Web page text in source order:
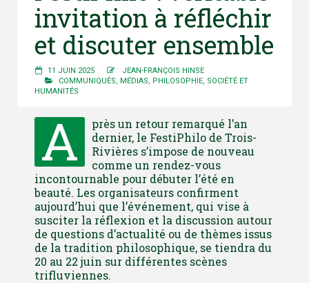
invitation à réfléchir
et discuter ensemble
11 JUIN 2025
JEAN-FRANÇOIS HINSE
COMMUNIQUÉS, MÉDIAS, PHILOSOPHIE, SOCIÉTÉ ET
HUMANITÉS
A
près un retour remarqué l’an
dernier, le FestiPhilo de Trois-
Rivières s’impose de nouveau
comme un rendez-vous
incontournable pour débuter l’été en
beauté. Les organisateurs confirment
aujourd’hui que l’événement, qui vise à
susciter la réflexion et la discussion autour
de questions d’actualité ou de thèmes issus
de la tradition philosophique, se tiendra du
20 au 22 juin sur différentes scènes
trifluviennes.